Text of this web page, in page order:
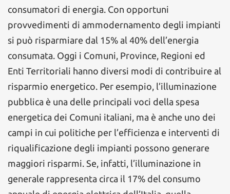
consumatori di energia. Con opportuni
provvedimenti di ammodernamento degli impianti
si può risparmiare dal 15% al 40% dell’energia
consumata. Oggi i Comuni, Province, Regioni ed
Enti Territoriali hanno diversi modi di contribuire al
risparmio energetico. Per esempio, l’illuminazione
pubblica è una delle principali voci della spesa
energetica dei Comuni italiani, ma è anche uno dei
campi in cui politiche per l’efficienza e interventi di
riqualificazione degli impianti possono generare
maggiori risparmi. Se, infatti, l’illuminazione in
generale rappresenta circa il 17% del consumo